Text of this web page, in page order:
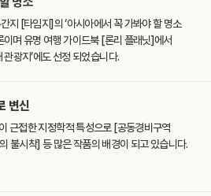
지 [타임지]의 ‘아시아에서 꼭 가봐야 할명소
이며 유명 여행 가이드북[론리 플래닛]에서
광지’에도선정 되었습니다.
변신
근접한지정학적 특성으로[공동경비구역
불시착] 등 많은작품의 배경이 되고 있습니다.